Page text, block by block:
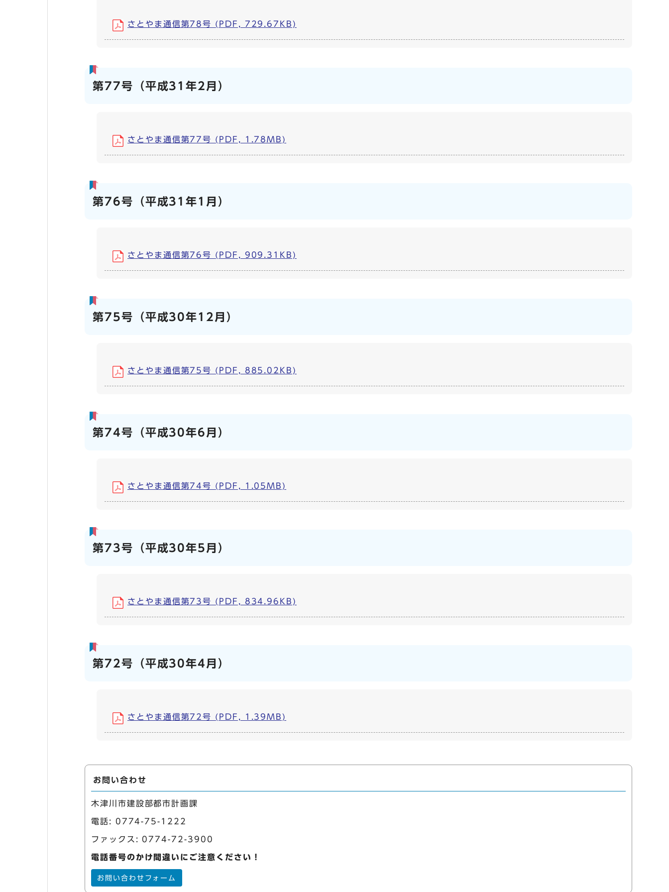
さとやま通信第78号 (PDF, 729.67KB)
第77号（平成31年2月）
さとやま通信第77号 (PDF, 1.78MB)
第76号（平成31年1月）
さとやま通信第76号 (PDF, 909.31KB)
第75号（平成30年12月）
さとやま通信第75号 (PDF, 885.02KB)
第74号（平成30年6月）
さとやま通信第74号 (PDF, 1.05MB)
第73号（平成30年5月）
さとやま通信第73号 (PDF, 834.96KB)
第72号（平成30年4月）
さとやま通信第72号 (PDF, 1.39MB)
お問い合わせ
木津川市建設部都市計画課
電話: 0774-75-1222
ファックス: 0774-72-3900
電話番号のかけ間違いにご注意ください！
お問い合わせフォーム